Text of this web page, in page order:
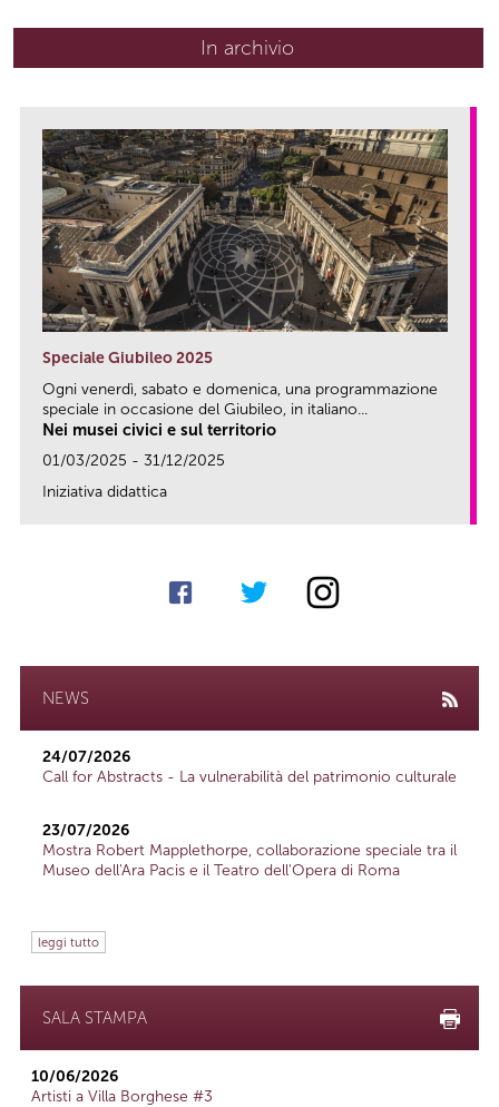
In archivio
Speciale Giubileo 2025
Ogni venerdì, sabato e domenica, una programmazione
speciale in occasione del Giubileo, in italiano...
Nei musei civici e sul territorio
01/03/2025 - 31/12/2025
Iniziativa didattica
NEWS
24/07/2026
Call for Abstracts - La vulnerabilità del patrimonio culturale
23/07/2026
Mostra Robert Mapplethorpe, collaborazione speciale tra il
Museo dell'Ara Pacis e il Teatro dell'Opera di Roma
leggi tutto
SALA STAMPA
10/06/2026
Artisti a Villa Borghese #3